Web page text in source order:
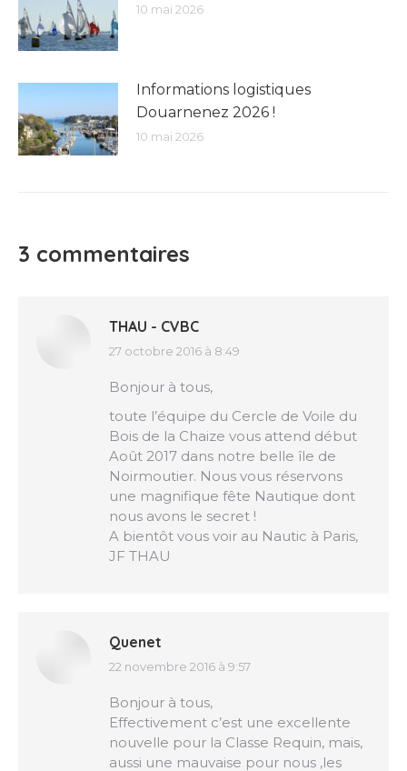
10 mai 2026
Informations logistiques
Douarnenez 2026 !
10 mai 2026
3 commentaires
THAU - CVBC
dit
27 octobre 2016 à 8:49
Bonjour à tous,
toute l’équipe du Cercle de Voile du
Bois de la Chaize vous attend début
Août 2017 dans notre belle île de
Noirmoutier. Nous vous réservons
une magnifique fête Nautique dont
nous avons le secret !
A bientôt vous voir au Nautic à Paris,
JF THAU
Quenet
dit
22 novembre 2016 à 9:57
Bonjour à tous,
Effectivement c’est une excellente
nouvelle pour la Classe Requin, mais,
aussi une mauvaise pour nous ,les